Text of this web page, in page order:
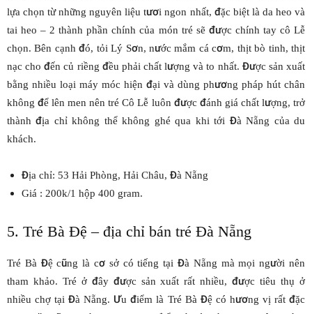
lựa chọn từ những nguyên liệu tươi ngon nhất, đặc biệt là da heo và
tai heo – 2 thành phần chính của món tré sẽ được chính tay cô Lễ
chọn. Bên cạnh đó, tỏi Lý Sơn, nước mắm cá cơm, thịt bò tinh, thịt
nạc cho đến củ riềng đều phải chất lượng và to nhất. Được sản xuất
bằng nhiều loại máy móc hiện đại và dùng phương pháp hút chân
không để lên men nên tré Cô Lễ luôn được đánh giá chất lượng, trở
thành địa chỉ không thể không ghé qua khi tới Đà Nẵng của du
khách.
Địa chỉ: 53 Hải Phòng, Hải Châu, Đà Nẵng
Giá : 200k/1 hộp 400 gram.
5. Tré Bà Đệ – địa chỉ bán tré Đà Nẵng
Tré Bà Đệ cũng là cơ sở có tiếng tại Đà Nẵng mà mọi người nên
tham khảo. Tré ở đây được sản xuất rất nhiều, được tiêu thụ ở
nhiều chợ tại Đà Nẵng. Ưu điểm là Tré Bà Đệ có hương vị rất đặc